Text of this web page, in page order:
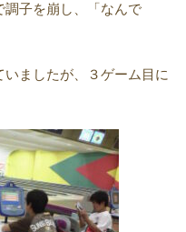
調子を崩し、「なんで
ましたが、３ゲーム目に